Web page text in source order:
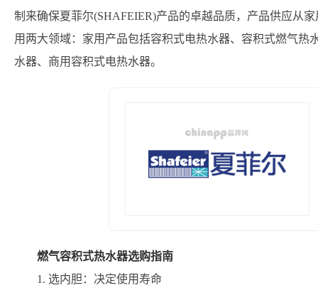
制来确保夏菲尔(SHAFEIER)产品的卓越品质，产品供应从
用两大领域：家用产品包括容积式电热水器、容积式燃气
水器、商用容积式电热水器。
燃气容积式热水器选购指南
1. 选内胆：决定使用寿命